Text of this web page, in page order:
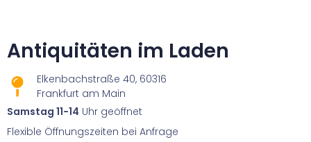
Antiquitäten im Laden
Elkenbachstraße 40, 60316
Frankfurt am Main
Samstag 11-14 Uhr geöffnet
Flexible Öffnungszeiten bei Anfrage